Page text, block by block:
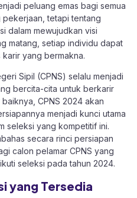
peluang emas bagi semua
tetapi tentang
dalam mewujudkan visi
matang, setiap individu dapat
yang bermakna.
Sipil (CPNS) selalu menjadi
bercita-cita untuk berkarir
CPNS 2024 akan
menjadi kunci utama
seleksi yang kompetitif ini.
secara rinci persiapan
calon pelamar CPNS yang
seleksi pada tahun 2024.
yang Tersedia